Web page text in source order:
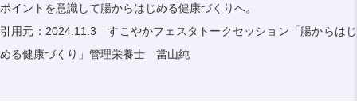
ポイントを意識して腸からはじめる健康づくりへ。
引用元：2024.11.3 すこやかフェスタトークセッション「腸からはじ
める健康づくり」管理栄養士 當山純